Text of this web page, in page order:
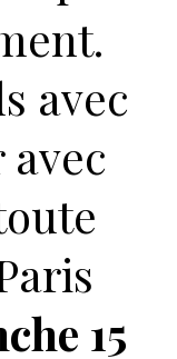
avec
15